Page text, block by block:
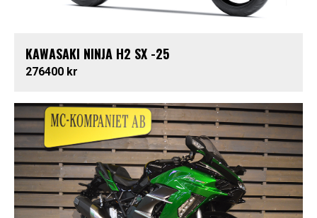
KAWASAKI NINJA H2 SX -25
276400 kr